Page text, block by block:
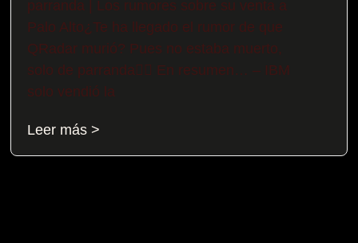
parranda | Los rumores sobre su venta a
Palo Alto¿Te ha llegado el rumor de que
QRadar murió? Pues no estaba muerto,
solo de parranda😶‍🌫️​ En resumen… – IBM
solo vendió la
Leer más >